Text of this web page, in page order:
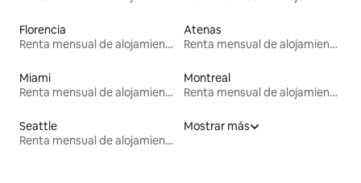
Florencia
Renta mensual de alojamientos
Atenas
Renta mensual de alojamientos
Miami
Renta mensual de alojamientos
Montreal
Renta mensual de alojamientos
Seattle
Renta mensual de alojamientos
Mostrar más